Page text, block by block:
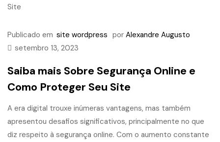
Publicado em site wordpress por Alexandre Augusto
setembro 13, 2023
Saiba mais Sobre Segurança Online e
Como Proteger Seu Site
A era digital trouxe inúmeras vantagens, mas também
apresentou desafios significativos, principalmente no que
diz respeito à segurança online. Com o aumento constante